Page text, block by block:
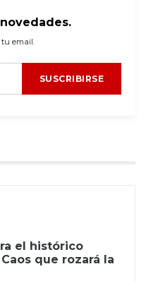
tu email.
SUSCRIBIRSE
el histórico
que rozará la